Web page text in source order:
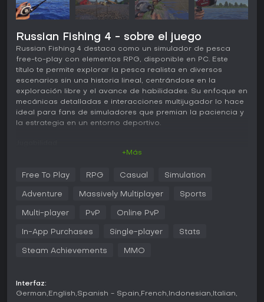
Russian Fishing 4 - sobre el juego
Russian Fishing 4 destaca como un simulador de pesca
free-to-play con elementos RPG, disponible en PC. Este
título te permite explorar la pesca realista en diversos
escenarios sin una historia lineal, centrándose en la
exploración libre y el avance de habilidades. Su enfoque en
mecánicas detalladas e interacciones multijugador lo hace
ideal para fans de simuladores que premian la paciencia y
la estrategia en un entorno deportivo.
teniendo en cuenta factores ambientales. Dispones de
cientos de cañas, carretes y accesorios para apuntar a
clima, la hora del día y otras condiciones. Te mueves
barca. El juego incluye técnicas reales como pesca al float,
fidelidad para una experiencia auténtica.
especializadas, como fabricar señuelos o recolectar cebos,
e incluso actividades relacionadas como cocinar. Los
+Más
Free To Play RPG Casual Simulation
Adventure Massively Multiplayer Sports
Multi-player PvP Online PvP
In-App Purchases Single-player Stats
Steam Achievements MMO
Interfaz:
German English Spanish - Spain French Indonesian Italian